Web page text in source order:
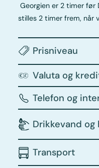
Georgien er 2 timer før
stilles 2 timer frem, når
Prisniveau
Valuta og
Telefon og
Drikkevand og
Transport